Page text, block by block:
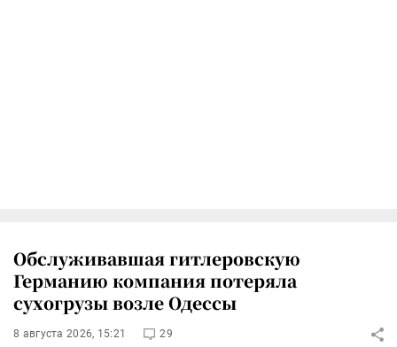
Обслуживавшая гитлеровскую
Германию компания потеряла
сухогрузы возле Одессы
8 августа 2026, 15:21 29